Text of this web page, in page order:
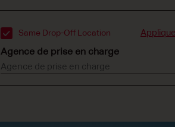
Same Drop-Off Location
Agence de prise en charge